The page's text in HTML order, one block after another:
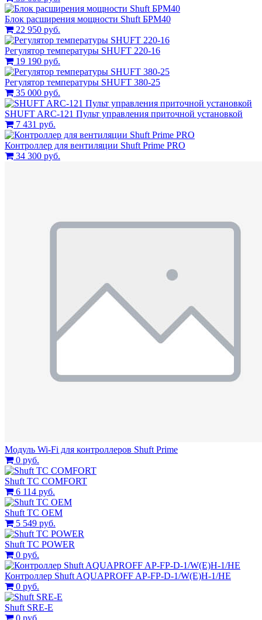
Блок расширения мощности Shuft БРМ40
22 950 руб.
Регулятор температуры SHUFT 220-16
19 190 руб.
Регулятор температуры SHUFT 380-25
35 000 руб.
SHUFT ARC-121 Пульт управления приточной установкой
7 431 руб.
Контроллер для вентиляции Shuft Prime PRO
34 300 руб.
Модуль Wi-Fi для контроллеров Shuft Prime
0 руб.
Shuft TC COMFORT
6 114 руб.
Shuft TC OEM
5 549 руб.
Shuft TC POWER
0 руб.
Контроллер Shuft AQUAPROFF AP-FP-D-1/W(E)H-1/HE
0 руб.
Shuft SRE-E
0 руб.